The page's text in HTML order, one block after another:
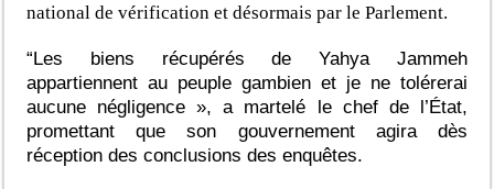
national de vérification et désormais par le Parlement.
“Les biens récupérés de Yahya Jammeh
appartiennent au peuple gambien et je ne tolérerai
aucune négligence », a martelé le chef de l’État,
promettant que son gouvernement agira dès
réception des conclusions des enquêtes.